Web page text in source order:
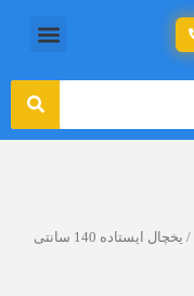
منو
/ یخچال ایستاده 140 سانتی